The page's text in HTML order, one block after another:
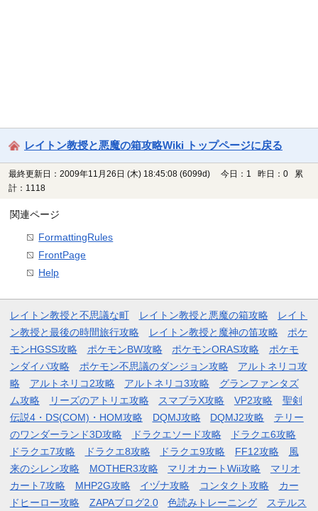
レイトン教授と悪魔の箱攻略Wiki トップページに戻る
最終更新日：2009年11月26日 (木) 18:45:08 (6099d)
今日：1 昨日：0 累
計：1118
関連ページ
FormattingRules
FrontPage
Help
レイトン教授と不思議な町 レイトン教授と悪魔の箱攻略
レイト
ン教授と最後の時間旅行攻略
レイトン教授と魔神の笛攻略
ポケ
モンHGSS攻略
ポケモンBW攻略 ポケモンORAS攻略
ポケモ
ンダイパ攻略
ポケモン不思議のダンジョン攻略
アルトネリコ攻
略
アルトネリコ2攻略 アルトネリコ3攻略
グランファンタズ
ム攻略
リーズのアトリエ攻略 スマブラX攻略 VP2攻略
聖剣
伝説4・DS(COM)・HOM攻略
DQMJ攻略 DQMJ2攻略
テリー
のワンダーランド3D攻略
ドラクエソード攻略
ドラクエ6攻略
ドラクエ7攻略
ドラクエ8攻略 ドラクエ9攻略 FF12攻略
風
来のシレン攻略
MOTHER3攻略 マリオカートWii攻略
マリオ
カート7攻略
MHP2G攻略 イヅナ攻略 コンタクト攻略
カー
ドヒーロー攻略
ZAPAブログ2.0 色読みトレーニング ステルス